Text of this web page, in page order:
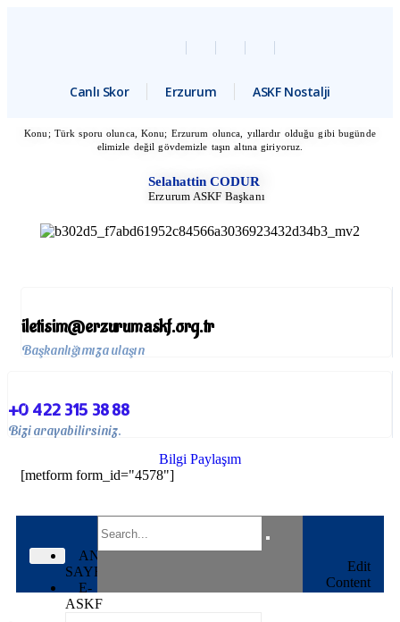
Canlı Skor Erzurum ASKF Nostalji
Konu; Türk sporu olunca, Konu; Erzurum olunca, yıllardır olduğu gibi bugünde
elimizle değil gövdemizle taşın altına giriyoruz.
Selahattin CODUR
Erzurum ASKF Başkanı
iletisim@erzurumaskf.org.tr
Başkanlığımıza ulaşın
+0 422 315 38 88
Bizi arayabilirsiniz.
Bilgi Paylaşım
[metform form_id="4578"]
ANA
SAYFA
E-
ASKF
Edit
Content